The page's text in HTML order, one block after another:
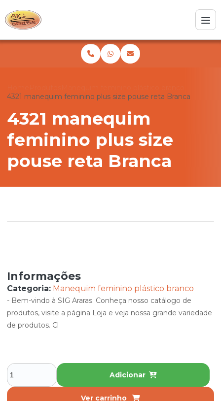
4321 manequim feminino plus size pouse reta Branca
4321 manequim
feminino plus size
pouse reta Branca
Informações
Categoria: Manequim feminino plástico branco
- Bem-vindo à SIG Araras. Conheça nosso catálogo de
produtos, visite a página Loja e veja nossa grande variedade
de produtos. Cl
Adicionar
Ver carrinho